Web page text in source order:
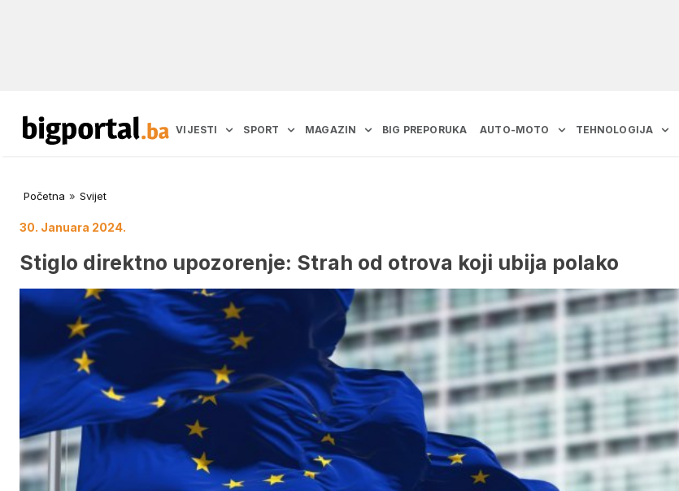
VIJESTI SPORT MAGAZIN BIG PREPORUKA AUTO-MOTO TEHNOLOGIJA
Početna » Svijet
30. Januara 2024.
Stiglo direktno upozorenje: Strah od otrova koji ubija polako